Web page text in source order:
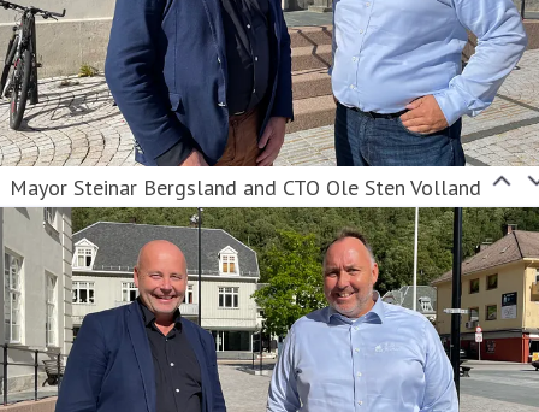
Mayor Steinar Bergsland and CTO Ole Sten Volland